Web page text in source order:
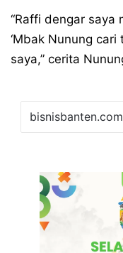
“Raffi dengar saya
‘Mbak Nunung
saya,” cerita